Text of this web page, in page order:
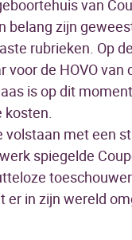
van
belang zijn
rubrieken. Op
de HOVO van
is op dit
kosten.
met een
spiegelde
er in zijn wereld